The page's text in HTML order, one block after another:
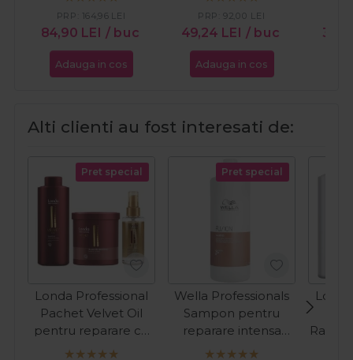
84,90 LEI / buc
PRP: 164,96 LEI
Adauga in cos
49,24 LEI / buc
PRP: 92,00 LEI
Adauga in cos
Alti clienti au fost interesati de:
Pret special
Londa Professional
Pachet Velvet Oil
pentru reparare cu
ulei de argan
Pret special
Wella Professionals
Sampon pentru
reparare intensa
Fusion Silksteel